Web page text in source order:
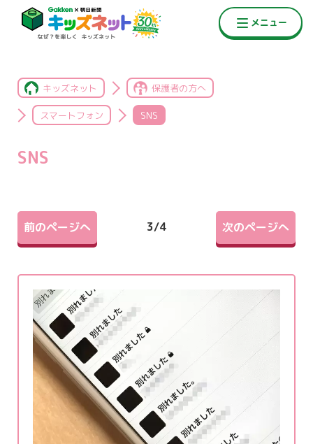
キッズネット 保護者の方へ
スマートフォン SNS
SNS
前のページへ 次のページへ
3/4